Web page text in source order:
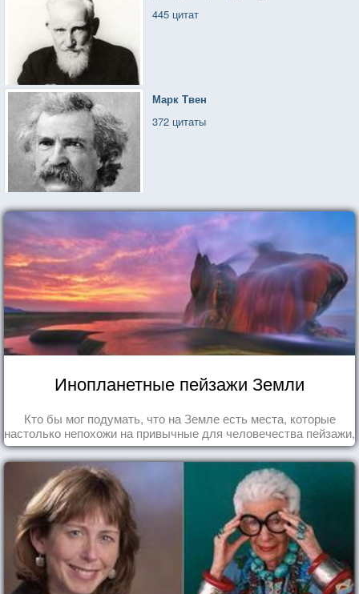
445 цитат
Марк Твен
372 цитаты
Инопланетные пейзажи Земли
Кто бы мог подумать, что на Земле есть места, которые
настолько непохожи на привычные для человечества пейзажи,
что кажутся и вовсе инопланетными!